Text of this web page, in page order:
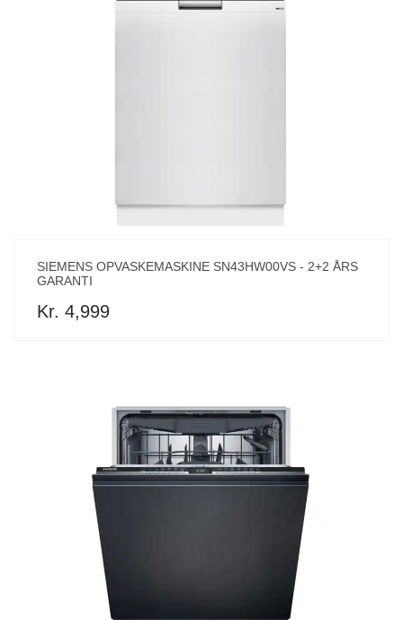
SIEMENS OPVASKEMASKINE SN43HW00VS - 2+2 ÅRS
GARANTI
Kr. 4,999